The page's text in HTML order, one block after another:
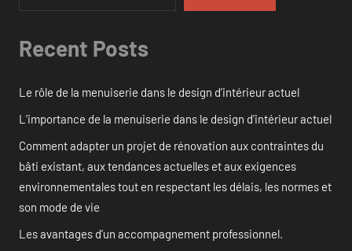
Recent Posts
Le rôle de la menuiserie dans le design d’intérieur actuel
L’importance de la menuiserie dans le design d’intérieur actuel
Comment adapter un projet de rénovation aux contraintes du
bâti existant, aux tendances actuelles et aux exigences
environnementales tout en respectant les délais, les normes et
son mode de vie
Les avantages d’un accompagnement professionnel.